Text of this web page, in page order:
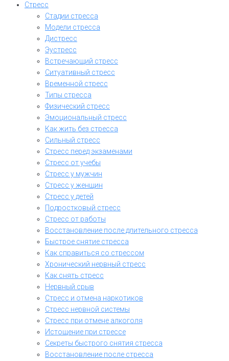
Стресс
Стадии стресса
Модели стресса
Дистресс
Эустресс
Встречающий стресс
Ситуативный стресс
Временной стресс
Типы стресса
Физический стресс
Эмоциональный стресс
Как жить без стресса
Сильный стресс
Стресс перед экзаменами
Стресс от учебы
Стресс у мужчин
Стресс у женщин
Стресс у детей
Подростковый стресс
Стресс от работы
Восстановление после длительного стресса
Быстрое снятие стресса
Как справиться со стрессом
Хронический нервный стресс
Как снять стресс
Нервный срыв
Стресс и отмена наркотиков
Стресс нервной системы
Стресс при отмене алкоголя
Истощение при стрессе
Секреты быстрого снятия стресса
Восстановление после стресса